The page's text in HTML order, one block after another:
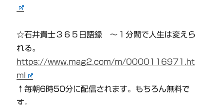
☆石井貴士３６５日語録 〜１分間で人生は変えら
れる。
https://www.mag2.com/m/0000116971.ht
ml
↑毎朝6時50分に配信されます。もちろん無料で
す。